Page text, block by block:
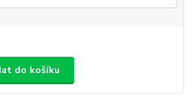
do košíku